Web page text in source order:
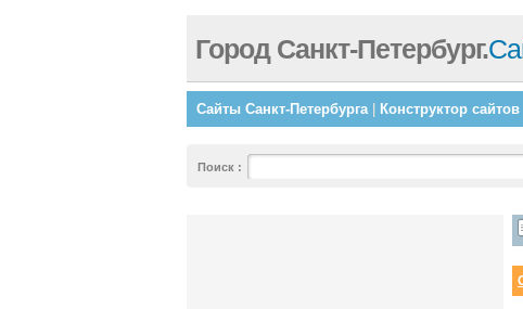
Город Санкт-Петербург.
Сайты Санкт-Петербурга| Конструктор сайтов
Поиск :